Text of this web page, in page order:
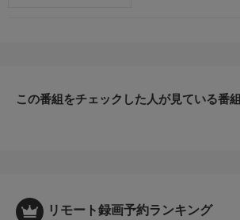
この番組をチェックした人が見ている番組
リモート録画予約ランキング